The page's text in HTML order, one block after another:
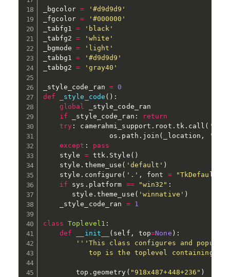
_bgcolor =
'#d9d9d9'
_fgcolor =
'#000000'
_tabfg1 =
'black'
_tabfg2 =
'white'
_bgmode =
'light'
_tabbg1 =
'#d9d9d9'
_tabbg2 = 'gray40'
_style_code_ran = 0
def
_style_code ( ) :
global
_style_code_ran
if _style_code_ran :
return
try : camerahmi_support . root . tk. call (
                os
. path . join ( _location ,
except :
pass
    style
= ttk . Style ( )
    style
. theme_use ( 'default' )
    style
. configure ( '.' , font =
if sys . platform == "win32" :
       style
. theme_use ( 'winnative' )
    _style_code_ran
= 1
class Toplevel1 :
def
__init__ ( self , top=None ) :
'''This class configures and
top is the toplevel containing
        top
. geometry ( "918x487+448+236" )